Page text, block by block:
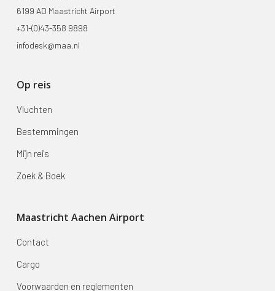
6199 AD Maastricht Airport
+31-(0)43-358 9898
infodesk@maa.nl
Op reis
Vluchten
Bestemmingen
Mijn reis
Zoek & Boek
Maastricht Aachen Airport
Contact
Cargo
Voorwaarden en reglementen